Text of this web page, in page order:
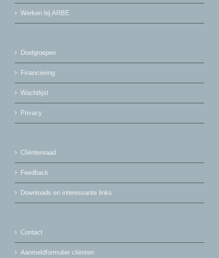
Werken bij ARBE
Doelgroepen
Financiering
Wachtlijst
Privacy
Cliëntenraad
Feedback
Downloads en interessante links
Contact
Aanmeldformulier cliënten